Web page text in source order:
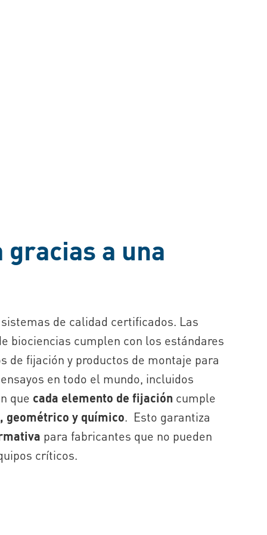
a una
de calidad certificados. Las
biociencias cumplen con los estándares
de fijación y productos de montaje para
en todo el mundo, incluidos
que cada elemento de fijación cumple
geométrico y químico. Esto garantiza
para fabricantes que no pueden
críticos.